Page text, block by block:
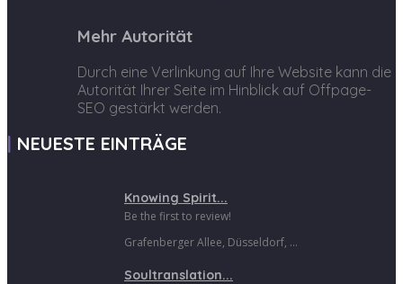
Mehr Autorität
Durch eine Verlinkung auf Ihre Website kann die
Autorität Ihrer Seite im Hinblick auf Offpage-
SEO gestärkt werden.
NEUESTE EINTRÄGE
Knowing Spirit...
Be the first to review!
Grafenberger Allee, Düsseldorf, ...
Soultranslation...